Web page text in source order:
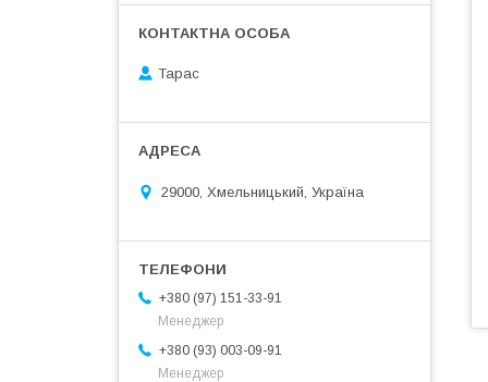
Тарас
29000, Хмельницький, Україна
+380 (97) 151-33-91
Менеджер
+380 (93) 003-09-91
Менеджер